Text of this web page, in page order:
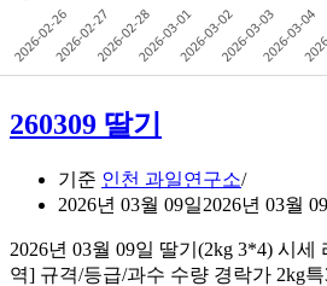
260309 딸기
기준 인천 과일연구소
2026년 03월 09일2026년 03월
2026년 03월 09일 딸기(2kg 3*4) 시
역] 규격/등급/과수 수량 경락가 2kg